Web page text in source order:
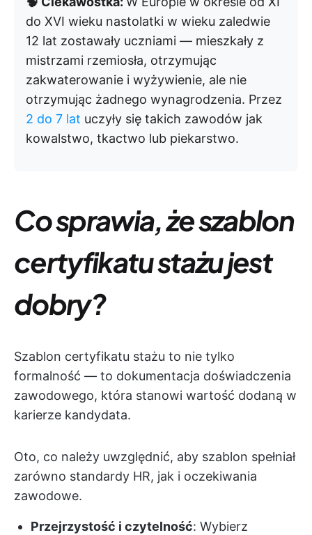
do XVI wieku nastolatki w wieku zaledwie
12 lat zostawały uczniami — mieszkały z
mistrzami rzemiosła, otrzymując
zakwaterowanie i wyżywienie, ale nie
otrzymując żadnego wynagrodzenia. Przez
2 do 7 lat uczyły się takich zawodów jak
kowalstwo, tkactwo lub piekarstwo.
Co sprawia, że szablon
certyfikatu stażu jest
dobry?
Szablon certyfikatu stażu to nie tylko
formalność — to dokumentacja doświadczenia
zawodowego, która stanowi wartość dodaną w
karierze kandydata.
Oto, co należy uwzględnić, aby szablon spełniał
zarówno standardy HR, jak i oczekiwania
zawodowe.
Przejrzystość i czytelność: Wybierz